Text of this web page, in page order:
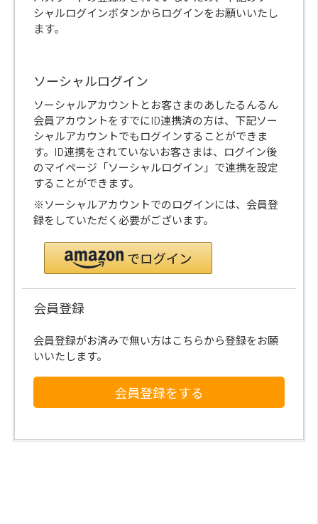
シャルログインボタンからログインをお願いいたし
ます。
ソーシャルログイン
ソーシャルアカウントとお客さまのあしたるんるん
会員アカウントをすでにID連携済の方は、下記ソー
シャルアカウントでもログインすることができま
す。ID連携をされていないお客さまは、ログイン後
のマイページ「ソーシャルログイン」で連携を設定
することができます。
※ソーシャルアカウントでのログインには、会員登
録をしていただく必要がございます。
会員登録
会員登録がお済みで無い方はこちらから登録をお願
いいたします。
会員登録をする